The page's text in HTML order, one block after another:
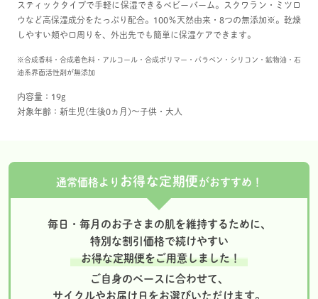
スティックタイプで手軽に保湿できるベビーバーム。スクワラン・ミツロ
ウなど高保湿成分をたっぷり配合。100％天然由来・8つの無添加※。乾燥
しやすい頬や口周りを、外出先でも簡単に保湿ケアできます。
※合成香料・合成着色料・アルコール・合成ポリマー・パラベン・シリコン・鉱物油・石
油系界面活性剤が無添加
内容量：19g
対象年齢：新生児(生後0ヵ月)～子供・大人
通常価格より お得な定期便 がおすすめ！
毎日・毎月のお子さまの肌を維持するために、
特別な割引価格で続けやすい
お得な定期便をご用意しました！
ご自身のペースに合わせて、
サイクルやお届け日をお選びいただけます。